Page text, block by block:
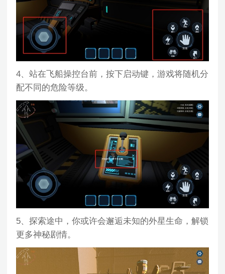
4、站在飞船操控台前，按下启动键，游戏将随机分
配不同的危险等级。
5、探索途中，你或许会邂逅未知的外星生命，解锁
更多神秘剧情。